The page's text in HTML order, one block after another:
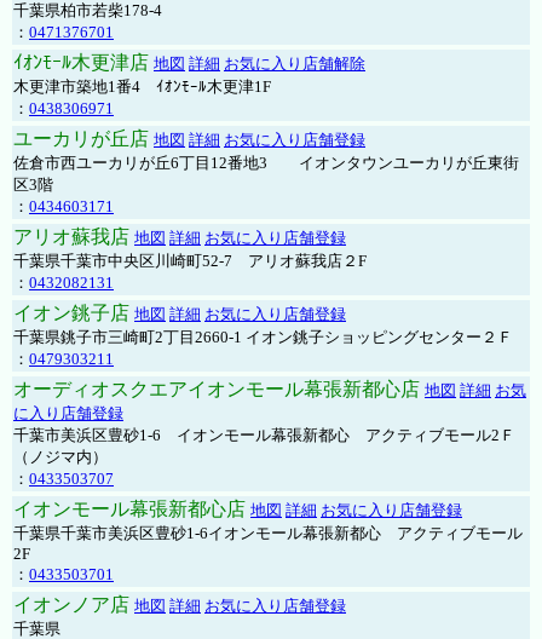
千葉県柏市若柴178-4
： 0471376701
ｲｵﾝﾓｰﾙ木更津店 地図 詳細 お気に入り店舗解除
木更津市築地1番4 ｲｵﾝﾓｰﾙ木更津1F
： 0438306971
ユーカリが丘店 地図 詳細 お気に入り店舗登録
佐倉市西ユーカリが丘6丁目12番地3 イオンタウンユーカリが丘東街
区3階
： 0434603171
アリオ蘇我店 地図 詳細 お気に入り店舗登録
千葉県千葉市中央区川崎町52-7 アリオ蘇我店２F
： 0432082131
イオン銚子店 地図 詳細 お気に入り店舗登録
千葉県銚子市三崎町2丁目2660-1 イオン銚子ショッピングセンター２Ｆ
： 0479303211
オーディオスクエアイオンモール幕張新都心店 地図 詳細 お気
に入り店舗登録
千葉市美浜区豊砂1-6 イオンモール幕張新都心 アクティブモール2Ｆ
（ノジマ内）
： 0433503707
イオンモール幕張新都心店 地図 詳細 お気に入り店舗登録
千葉県千葉市美浜区豊砂1-6イオンモール幕張新都心 アクティブモール
2F
： 0433503701
イオンノア店 地図 詳細 お気に入り店舗登録
千葉県